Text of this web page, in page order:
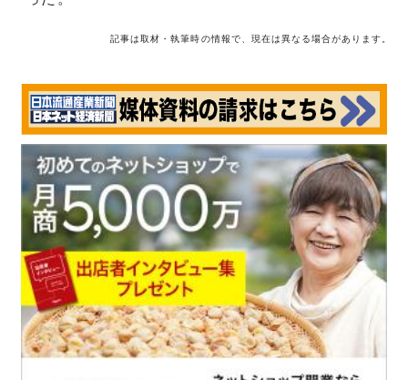
記事は取材・執筆時の情報で、現在は異なる場合があります。